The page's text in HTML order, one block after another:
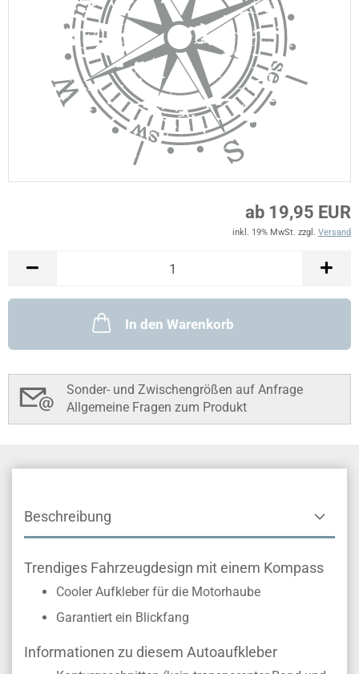
ab 19,95 EUR
inkl. 19% MwSt. zzgl. Versand
In den Warenkorb
Sonder- und Zwischengrößen auf Anfrage
Allgemeine Fragen zum Produkt
Beschreibung
Trendiges Fahrzeugdesign mit einem Kompass
Cooler Aufkleber für die Motorhaube
Garantiert ein Blickfang
Informationen zu diesem Autoaufkleber